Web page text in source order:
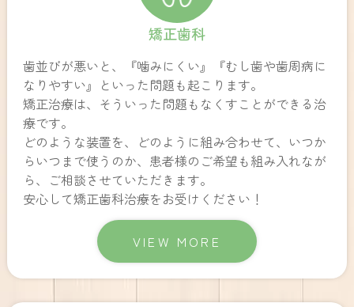
矯正歯科
歯並びが悪いと、『噛みにくい』『むし歯や歯周病に
なりやすい』といった問題も起こります。
矯正治療は、そういった問題もなくすことができる治
療です。
どのような装置を、どのように組み合わせて、いつか
らいつまで使うのか、患者様のご希望も組み入れなが
ら、ご相談させていただきます。
安心して矯正歯科治療をお受けください！
VIEW MORE